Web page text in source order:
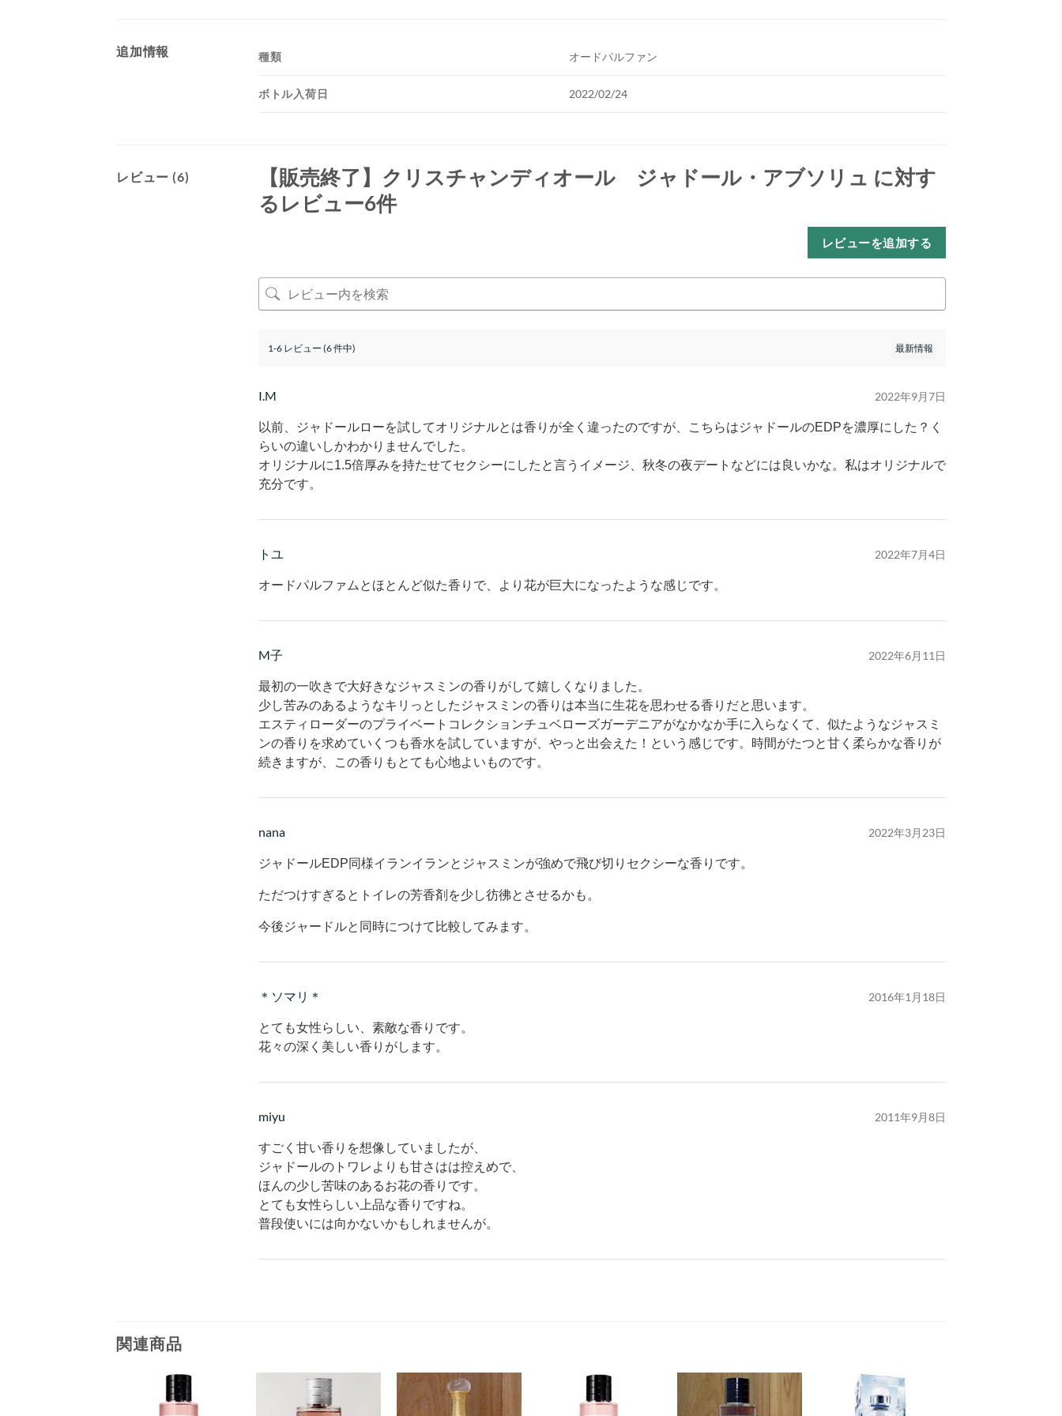
追加情報 種類 オードパルファン
ボトル入荷日 2022/02/24
レビュー (6) 【販売終了】クリスチャンディオール ジャドール・アブソリュ に対す
るレビュー6件
レビューを追加する
1-6 レビュー (6 件中)
I.M 2022年9月7日
以前、ジャドールローを試してオリジナルとは香りが全く違ったのですが、こちらはジャドールのEDPを濃厚にした？く
らいの違いしかわかりませんでした。
オリジナルに1.5倍厚みを持たせてセクシーにしたと言うイメージ、秋冬の夜デートなどには良いかな。私はオリジナルで
充分です。
トユ 2022年7月4日
オードパルファムとほとんど似た香りで、より花が巨大になったような感じです。
M子 2022年6月11日
最初の一吹きで大好きなジャスミンの香りがして嬉しくなりました。
少し苦みのあるようなキリっとしたジャスミンの香りは本当に生花を思わせる香りだと思います。
エスティローダーのプライベートコレクションチュベローズガーデニアがなかなか手に入らなくて、似たようなジャスミ
ンの香りを求めていくつも香水を試していますが、やっと出会えた！という感じです。時間がたつと甘く柔らかな香りが
続きますが、この香りもとても心地よいものです。
nana 2022年3月23日
ジャドールEDP同様イランイランとジャスミンが強めで飛び切りセクシーな香りです。
ただつけすぎるとトイレの芳香剤を少し彷彿とさせるかも。
今後ジャードルと同時につけて比較してみます。
＊ソマリ＊ 2016年1月18日
とても女性らしい、素敵な香りです。
花々の深く美しい香りがします。
miyu 2011年9月8日
すごく甘い香りを想像していましたが、
ジャドールのトワレよりも甘さはは控えめで、
ほんの少し苦味のあるお花の香りです。
とても女性らしい上品な香りですね。
普段使いには向かないかもしれませんが。
関連商品